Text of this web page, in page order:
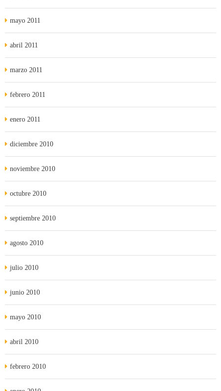
mayo 2011
abril 2011
marzo 2011
febrero 2011
enero 2011
diciembre 2010
noviembre 2010
octubre 2010
septiembre 2010
agosto 2010
julio 2010
junio 2010
mayo 2010
abril 2010
febrero 2010